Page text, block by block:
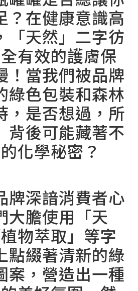
？在健康意識高
「天然」二字彷
有效的護膚保
！當我們被品牌
綠色包裝和森林
，是否想過，所
背後可能藏著不
化學秘密？
牌深諳消費者心
大膽使用「天
物萃取」等字
點綴著清新的綠
案，營造出一種